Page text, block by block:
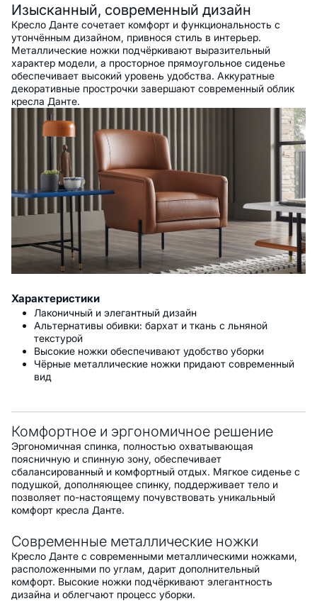
Изысканный, современный дизайн
Кресло Данте сочетает комфорт и функциональность с
утончённым дизайном, привнося стиль в интерьер.
Металлические ножки подчёркивают выразительный
характер модели, а просторное прямоугольное сиденье
обеспечивает высокий уровень удобства. Аккуратные
декоративные прострочки завершают современный облик
кресла Данте.
Характеристики
Лаконичный и элегантный дизайн
Альтернативы обивки: бархат и ткань с льняной
текстурой
Высокие ножки обеспечивают удобство уборки
Чёрные металлические ножки придают современный
вид
Комфортное и эргономичное решение
Эргономичная спинка, полностью охватывающая
поясничную и спинную зону, обеспечивает
сбалансированный и комфортный отдых. Мягкое сиденье с
подушкой, дополняющее спинку, поддерживает тело и
позволяет по-настоящему почувствовать уникальный
комфорт кресла Данте.
Современные металлические ножки
Кресло Данте с современными металлическими ножками,
расположенными по углам, дарит дополнительный
комфорт. Высокие ножки подчёркивают элегантность
дизайна и облегчают процесс уборки.